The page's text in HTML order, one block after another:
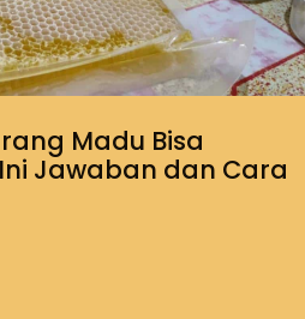
Madu Bisa
Jawaban dan Cara